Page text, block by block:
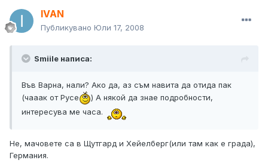
IVAN
Публикувано Юли 17, 2008
Smiile написа:
Във Варна, нали? Ако да, аз съм навита да отида пак
(чааак от Русе
) А някой да знае подробности,
интересува ме часа.
Не, мачовете са в Щутгард и Хейелберг(или там как е града),
Германия.